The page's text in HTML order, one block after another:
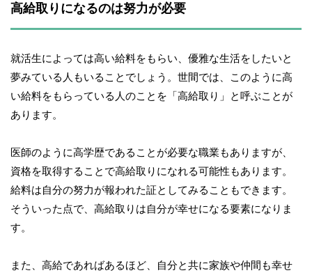
高給取りになるのは努力が必要
就活生によっては高い給料をもらい、優雅な生活をしたいと
夢みている人もいることでしょう。世間では、このように高
い給料をもらっている人のことを「高給取り」と呼ぶことが
あります。
医師のように高学歴であることが必要な職業もありますが、
資格を取得することで高給取りになれる可能性もあります。
給料は自分の努力が報われた証としてみることもできます。
そういった点で、高給取りは自分が幸せになる要素になりま
す。
また、高給であればあるほど、自分と共に家族や仲間も幸せ